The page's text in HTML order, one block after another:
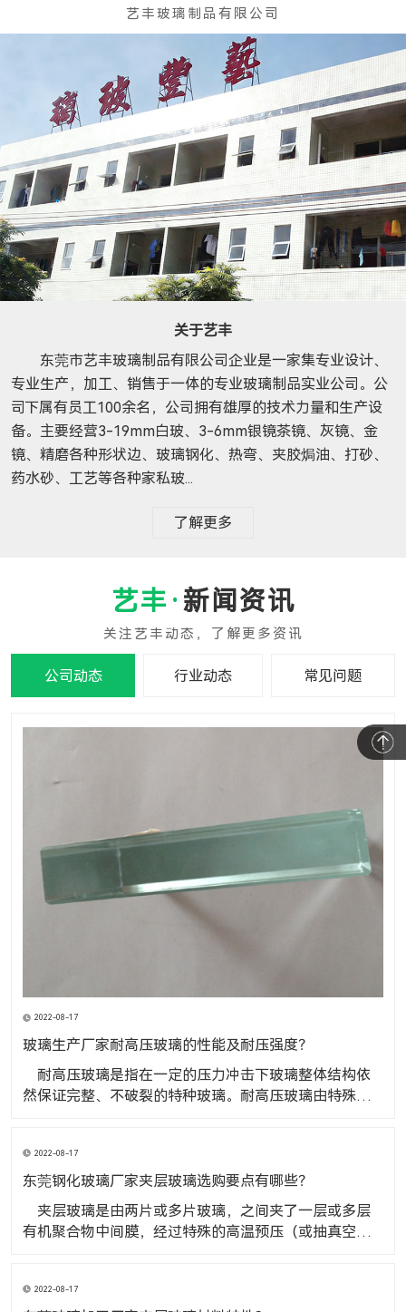
关于艺丰
东莞市艺丰玻璃制品有限公司企业是一家集专业设计、
专业生产，加工、销售于一体的专业玻璃制品实业公司。公
司下属有员工100余名，公司拥有雄厚的技术力量和生产设
备。主要经营3-19mm白玻、3-6mm银镜茶镜、灰镜、金
镜、精磨各种形状边、玻璃钢化、热弯、夹胶焗油、打砂、
药水砂、工艺等各种家私玻...
了解更多
新闻资讯
公司动态 行业动态 常见问题
2022-08-17
玻璃生产厂家耐高压玻璃的性能及耐压强度？
​ 耐高压玻璃是指在一定的压力冲击下玻璃整体结构依
然保证完整、不破裂的特种玻璃。耐高压玻璃由特殊材
泛应用于化工、石油、电力、制药、机械制造等领域。
玻璃生产厂家耐高压玻璃的性
2022-08-17
东莞钢化玻璃厂家夹层玻璃选购要点有哪些？
​ 夹层玻璃是由两片或多片玻璃，之间夹了一层或多层
有机聚合物中间膜，经过特殊的高温预压（或抽真空）
有哪些？ 1、看标志查证书
2022-08-17